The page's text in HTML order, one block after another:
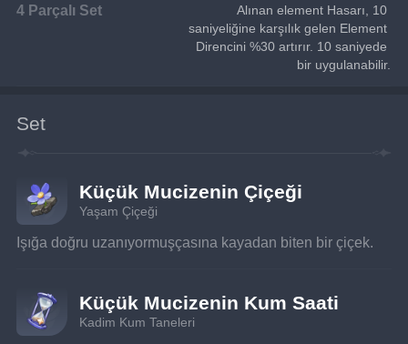
4 Parçalı Set
Alınan element Hasarı, 10
saniyeliğine karşılık gelen Element
Direncini %30 artırır. 10 saniyede
bir uygulanabilir.
Set
Küçük Mucizenin Çiçeği
Yaşam Çiçeği
Işığa doğru uzanıyormuşçasına kayadan biten bir çiçek.
Küçük Mucizenin Kum Saati
Kadim Kum Taneleri